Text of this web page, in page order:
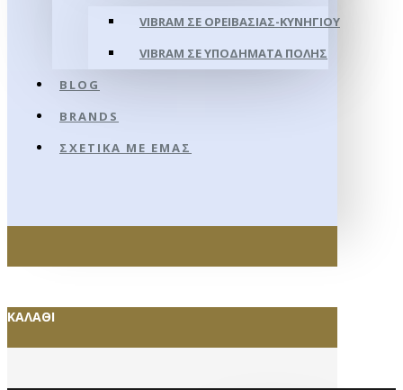
VIBRAM ΣΕ ΟΡΕΙΒΑΣΊΑΣ-ΚΥΝΗΓΊΟΥ
VIBRAM ΣΕ ΥΠΟΔΉΜΑΤΑ ΠΌΛΗΣ
BLOG
BRANDS
ΣΧΕΤΙΚΆ ΜΕ ΕΜΆΣ
ΚΑΛΆΘΙ